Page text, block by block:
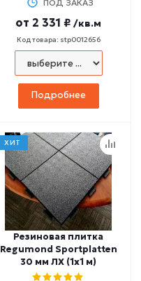
ПОД ЗАКАЗ
от 2 331 ₽ /кв.м
Код товара: stp0012656
Подробнее
ХИТ
Резиновая плитка
Regumond Sportplatten
30 мм ЛХ (1х1 м)